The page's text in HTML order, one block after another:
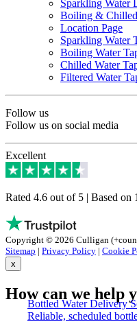
Bottled Water Delivery
Reliable, scheduled
Sparkling Water
Boiling & Chilled
Location Page
Sparkling Water
Boiling Water
Chilled Water
Filtered Water
Follow us
Follow us on social media
Excellent
Rated 4.6 out of 5 | Based on
Copyright © 2026 Culligan
Sitemap | Privacy Policy | Cookie
x
How can we help